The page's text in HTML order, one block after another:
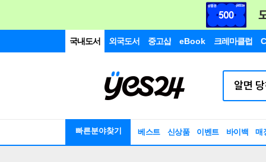
국내도서 외국도서 중고샵 eBook 크레마클럽
빠른분야찾기 베스트 신상품 이벤트 바이백 매